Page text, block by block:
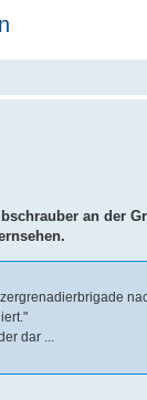
an der
dar ...